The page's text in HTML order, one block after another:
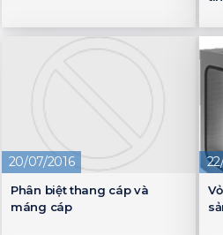
20/07/2016
Phân biệt thang cáp và
máng cáp